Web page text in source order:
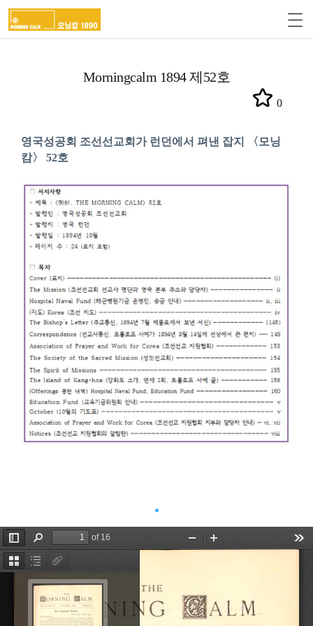
Morningcalm 1894 제52호
0
영국성공회 조선선교회가 런던에서 펴낸 잡지 〈모닝
캄〉 52호